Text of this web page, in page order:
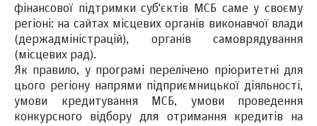
фінансової підтримки суб'єктів МСБ саме у своєму
регіоні: на сайтах місцевих органів виконавчої влади
(держадміністрацій), органів самоврядування
(місцевих рад).
Як правило, у програмі перелічено пріоритетні для
цього регіону напрями підприємницької діяльності,
умови кредитування МСБ, умови проведення
конкурсного відбору для отримання кредитів на